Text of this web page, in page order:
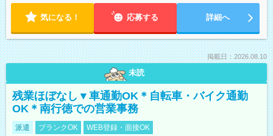
気になる！ 応募する 詳細へ
掲載日：2026.08.10
未読
残業ほぼなし▼車通勤OK＊自転車・バイク通勤
OK＊南行徳での営業事務
派遣 ブランクOK WEB登録・面接OK